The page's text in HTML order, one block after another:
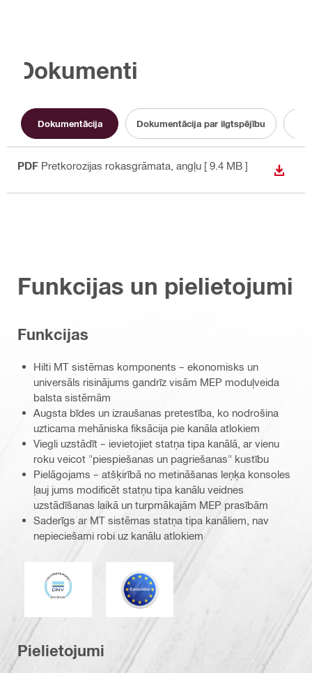
Dokumenti
Dokumentācija Dokumentācija par ilgtspējību
PDF Pretkorozijas rokasgrāmata , angļu [ 9.4 MB ]
Funkcijas un pielietojumi
Funkcijas
Hilti MT sistēmas komponents – ekonomisks un
universāls risinājums gandrīz visām MEP moduļveida
balsta sistēmām
Augsta bīdes un izraušanas pretestība, ko nodrošina
uzticama mehāniska fiksācija pie kanāla atlokiem
Viegli uzstādīt – ievietojiet statņa tipa kanālā, ar vienu
roku veicot "piespiešanas un pagriešanas" kustību
Pielāgojams – atšķirībā no metināšanas leņķa konsoles
ļauj jums modificēt statņu tipa kanālu veidnes
uzstādīšanas laikā un turpmākajām MEP prasībām
Saderīgs ar MT sistēmas statņa tipa kanāliem, nav
nepieciešami robi uz kanālu atlokiem
DNV Eurocode
Pielietojumi